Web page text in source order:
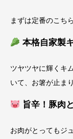
まずは定番のこち
本格自家製
ツヤツヤに輝くキ
いて、お箸が止ま
旨辛！豚肉
お肉がとってもジ